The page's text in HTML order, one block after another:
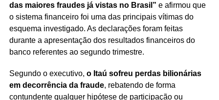
Redação Saiba+
das maiores fraudes já vistas no Brasil” e afirmou que
o sistema financeiro foi uma das principais vítimas do
esquema investigado. As declarações foram feitas
durante a apresentação dos resultados financeiros do
banco referentes ao segundo trimestre.
Segundo o executivo, o Itaú sofreu perdas bilionárias
em decorrência da fraude, rebatendo de forma
contundente qualquer hipótese de participação ou